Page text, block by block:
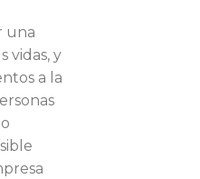
una
vidas, y
a la